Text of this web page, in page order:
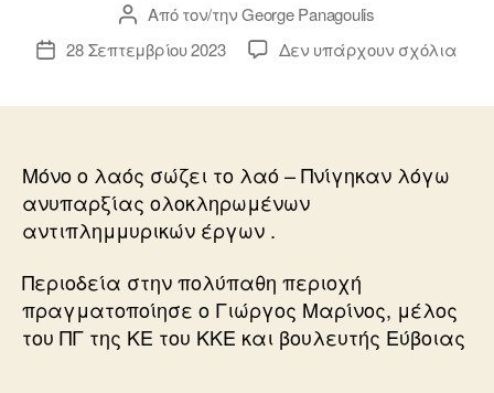
Συντάκτης
άρθρου
Από τον/τηνGeorge Panagoulis
Ημ.28 Σεπτεμβρίου 2023 Δεν υπάρχουν σχόλιαστο
Μόνο ο λαός σώζει το λαό – Πνίγηκαν λόγω
ανυπαρξίας ολοκληρωμένων
αντιπλημμυρικών έργων .
Περιοδεία στην πολύπαθη περιοχή
πραγματοποίησε ο Γιώργος Μαρίνος, μέλος
του ΠΓ της ΚΕ του ΚΚΕ και βουλευτής Εύβοιας